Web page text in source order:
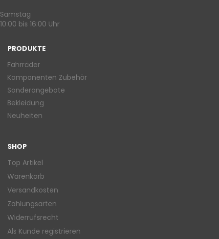
Samstag
10:00 bis 16:00 Uhr
PRODUKTE
Fahrräder
Komponenten Zubehör
Sonderangebote
Bekleidung
Neuheiten
SHOP
Top Artikel
Warenkorb
Versandkosten
Zahlungsarten
Widerrufsrecht
Als Kunde registrieren